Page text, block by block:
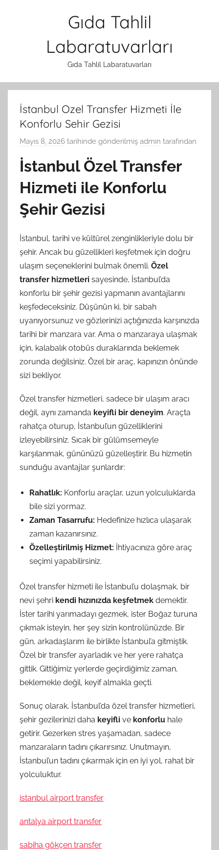
Gıda Tahlil
Labaratuvarları
Gıda Tahlil Labaratuvarları
İstanbul Ozel Transfer Hizmeti İle
Konforlu Sehir Gezisi
Mayıs 8, 2026 tarihinde gönderilmiş admin tarafından
İstanbul Özel Transfer
Hizmeti ile Konforlu
Şehir Gezisi
İstanbul, tarihi ve kültürel zenginlikleriyle dolu bir
şehir. Ancak bu güzellikleri keşfetmek için doğru
ulaşım seçeneklerini bulmak önemli. Özel
transfer hizmetleri sayesinde, İstanbul’da
konforlu bir şehir gezisi yapmanın avantajlarını
keşfedeceksiniz. Düşünün ki, bir sabah
uyanıyorsunuz ve gözlerinizi açtığınızda karşınızda
tarihi bir manzara var. Ama o manzaraya ulaşmak
için, kalabalık otobüs duraklarında beklemek
zorunda değilsiniz. Özel bir araç, kapınızın önünde
sizi bekliyor.
Özel transfer hizmetleri, sadece bir ulaşım aracı
değil, aynı zamanda keyifli bir deneyim. Araçta
rahatça oturup, İstanbul’un güzelliklerini
izleyebilirsiniz. Sıcak bir gülümsemeyle
karşılanmak, gününüzü güzelleştirir. Bu hizmetin
sunduğu avantajlar şunlardır:
Rahatlık: Konforlu araçlar, uzun yolculuklarda
bile sizi yormaz.
Zaman Tasarrufu: Hedefinize hızlıca ulaşarak
zaman kazanırsınız.
Özelleştirilmiş Hizmet: İhtiyacınıza göre araç
seçimi yapabilirsiniz.
Özel transfer hizmeti ile İstanbul’u dolaşmak, bir
nevi şehri kendi hızınızda keşfetmek demektir.
İster tarihi yarımadayı gezmek, ister Boğaz turuna
çıkmak isteyin, her şey sizin kontrolünüzde. Bir
gün, arkadaşlarım ile birlikte İstanbul’a gitmiştik.
Özel bir transfer ayarladık ve her yere rahatça
gittik. Gittiğimiz yerlerde geçirdiğimiz zaman,
beklemekle değil, keyif almakla geçti.
Sonuç olarak, İstanbul’da özel transfer hizmetleri,
şehir gezilerinizi daha keyifli ve konforlu hale
getirir. Gezerken stres yaşamadan, sadece
manzaraların tadını çıkarırsınız. Unutmayın,
İstanbul’un tadını çıkarmak için en iyi yol, rahat bir
yolculuktur.
istanbul airport transfer
antalya airport transfer
sabiha gökçen transfer